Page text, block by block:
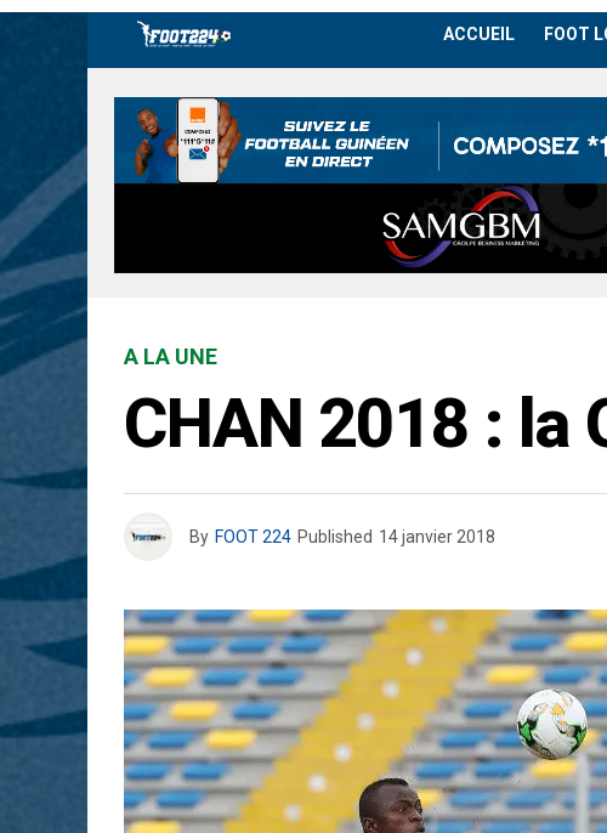
ACCUEIL FOOT
A LA UNE
CHAN 2018 : la
By FOOT 224 Published 14 janvier 2018